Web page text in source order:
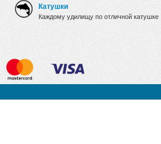
Катушки
Каждому удилищу по отличной катушке